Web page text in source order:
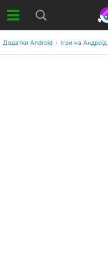
Додатки Android Ігри на Андроїд